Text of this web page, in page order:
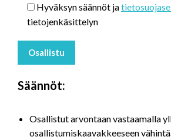
Hyväksyn säännöt ja
tietojenkäsittelyn
Säännöt:
Osallistut arvontaan vastaamalla
osallistumiskaavakkeeseen